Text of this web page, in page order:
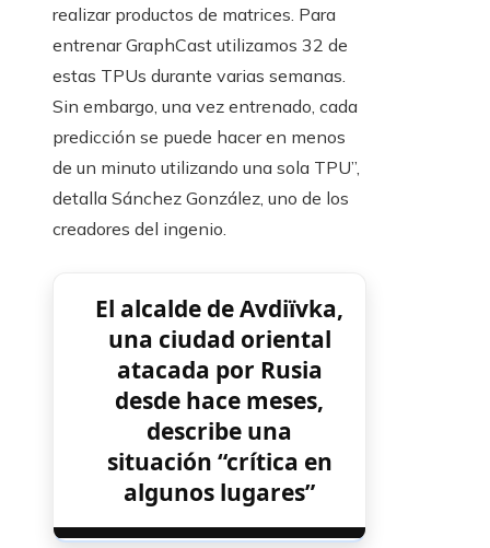
realizar productos de matrices. Para
entrenar GraphCast utilizamos 32 de
estas TPUs durante varias semanas.
Sin embargo, una vez entrenado, cada
predicción se puede hacer en menos
de un minuto utilizando una sola TPU”,
detalla Sánchez González, uno de los
creadores del ingenio.
El alcalde de Avdiïvka,
una ciudad oriental
atacada por Rusia
desde hace meses,
describe una
situación “crítica en
algunos lugares”